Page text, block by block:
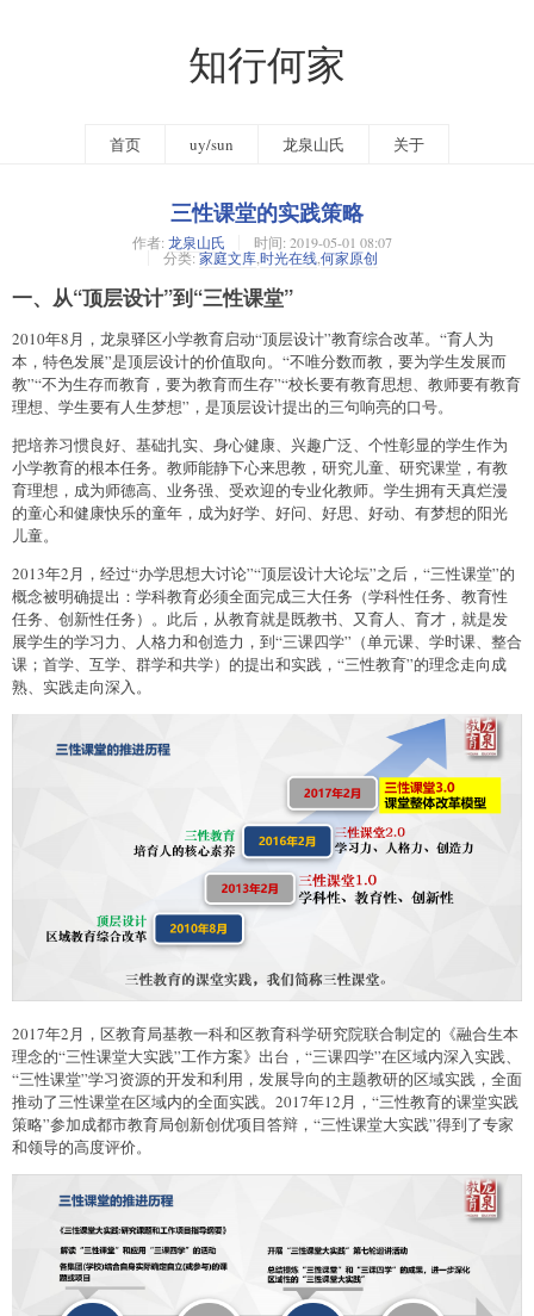
知行何家
首页 uy/sun 龙泉山氏 关于
三性课堂的实践策略
作者: 龙泉山氏 时间: 2019-05-01 08:07
分类: 家庭文库,时光在线,何家原创
一、从“顶层设计”到“三性课堂”
2010年8月，龙泉驿区小学教育启动“顶层设计”教育综合改革。“育人为
本，特色发展”是顶层设计的价值取向。“不唯分数而教，要为学生发展而
教”“不为生存而教育，要为教育而生存”“校长要有教育思想、教师要有教育
理想、学生要有人生梦想”，是顶层设计提出的三句响亮的口号。
把培养习惯良好、基础扎实、身心健康、兴趣广泛、个性彰显的学生作为
小学教育的根本任务。教师能静下心来思教，研究儿童、研究课堂，有教
育理想，成为师德高、业务强、受欢迎的专业化教师。学生拥有天真烂漫
的童心和健康快乐的童年，成为好学、好问、好思、好动、有梦想的阳光
儿童。
2013年2月，经过“办学思想大讨论”“顶层设计大论坛”之后，“三性课堂”的
概念被明确提出：学科教育必须全面完成三大任务（学科性任务、教育性
任务、创新性任务）。此后，从教育就是既教书、又育人、育才，就是发
展学生的学习力、人格力和创造力，到“三课四学”（单元课、学时课、整合
课；首学、互学、群学和共学）的提出和实践，“三性教育”的理念走向成
熟、实践走向深入。
2017年2月，区教育局基教一科和区教育科学研究院联合制定的《融合生本
理念的“三性课堂大实践”工作方案》出台，“三课四学”在区域内深入实践、
“三性课堂”学习资源的开发和利用，发展导向的主题教研的区域实践，全面
推动了三性课堂在区域内的全面实践。2017年12月，“三性教育的课堂实践
策略”参加成都市教育局创新创优项目答辩，“三性课堂大实践”得到了专家
和领导的高度评价。